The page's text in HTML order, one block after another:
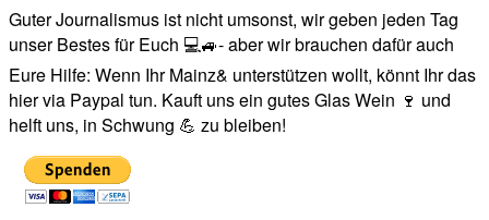
Guter Journalismus ist nicht umsonst, wir geben jeden Tag
unser Bestes für Euch 💻🚙- aber wir brauchen dafür auch
Eure Hilfe: Wenn Ihr Mainz& unterstützen wollt, könnt Ihr das
hier via Paypal tun. Kauft uns ein gutes Glas Wein 🍷 und
helft uns, in Schwung 💪 zu bleiben!